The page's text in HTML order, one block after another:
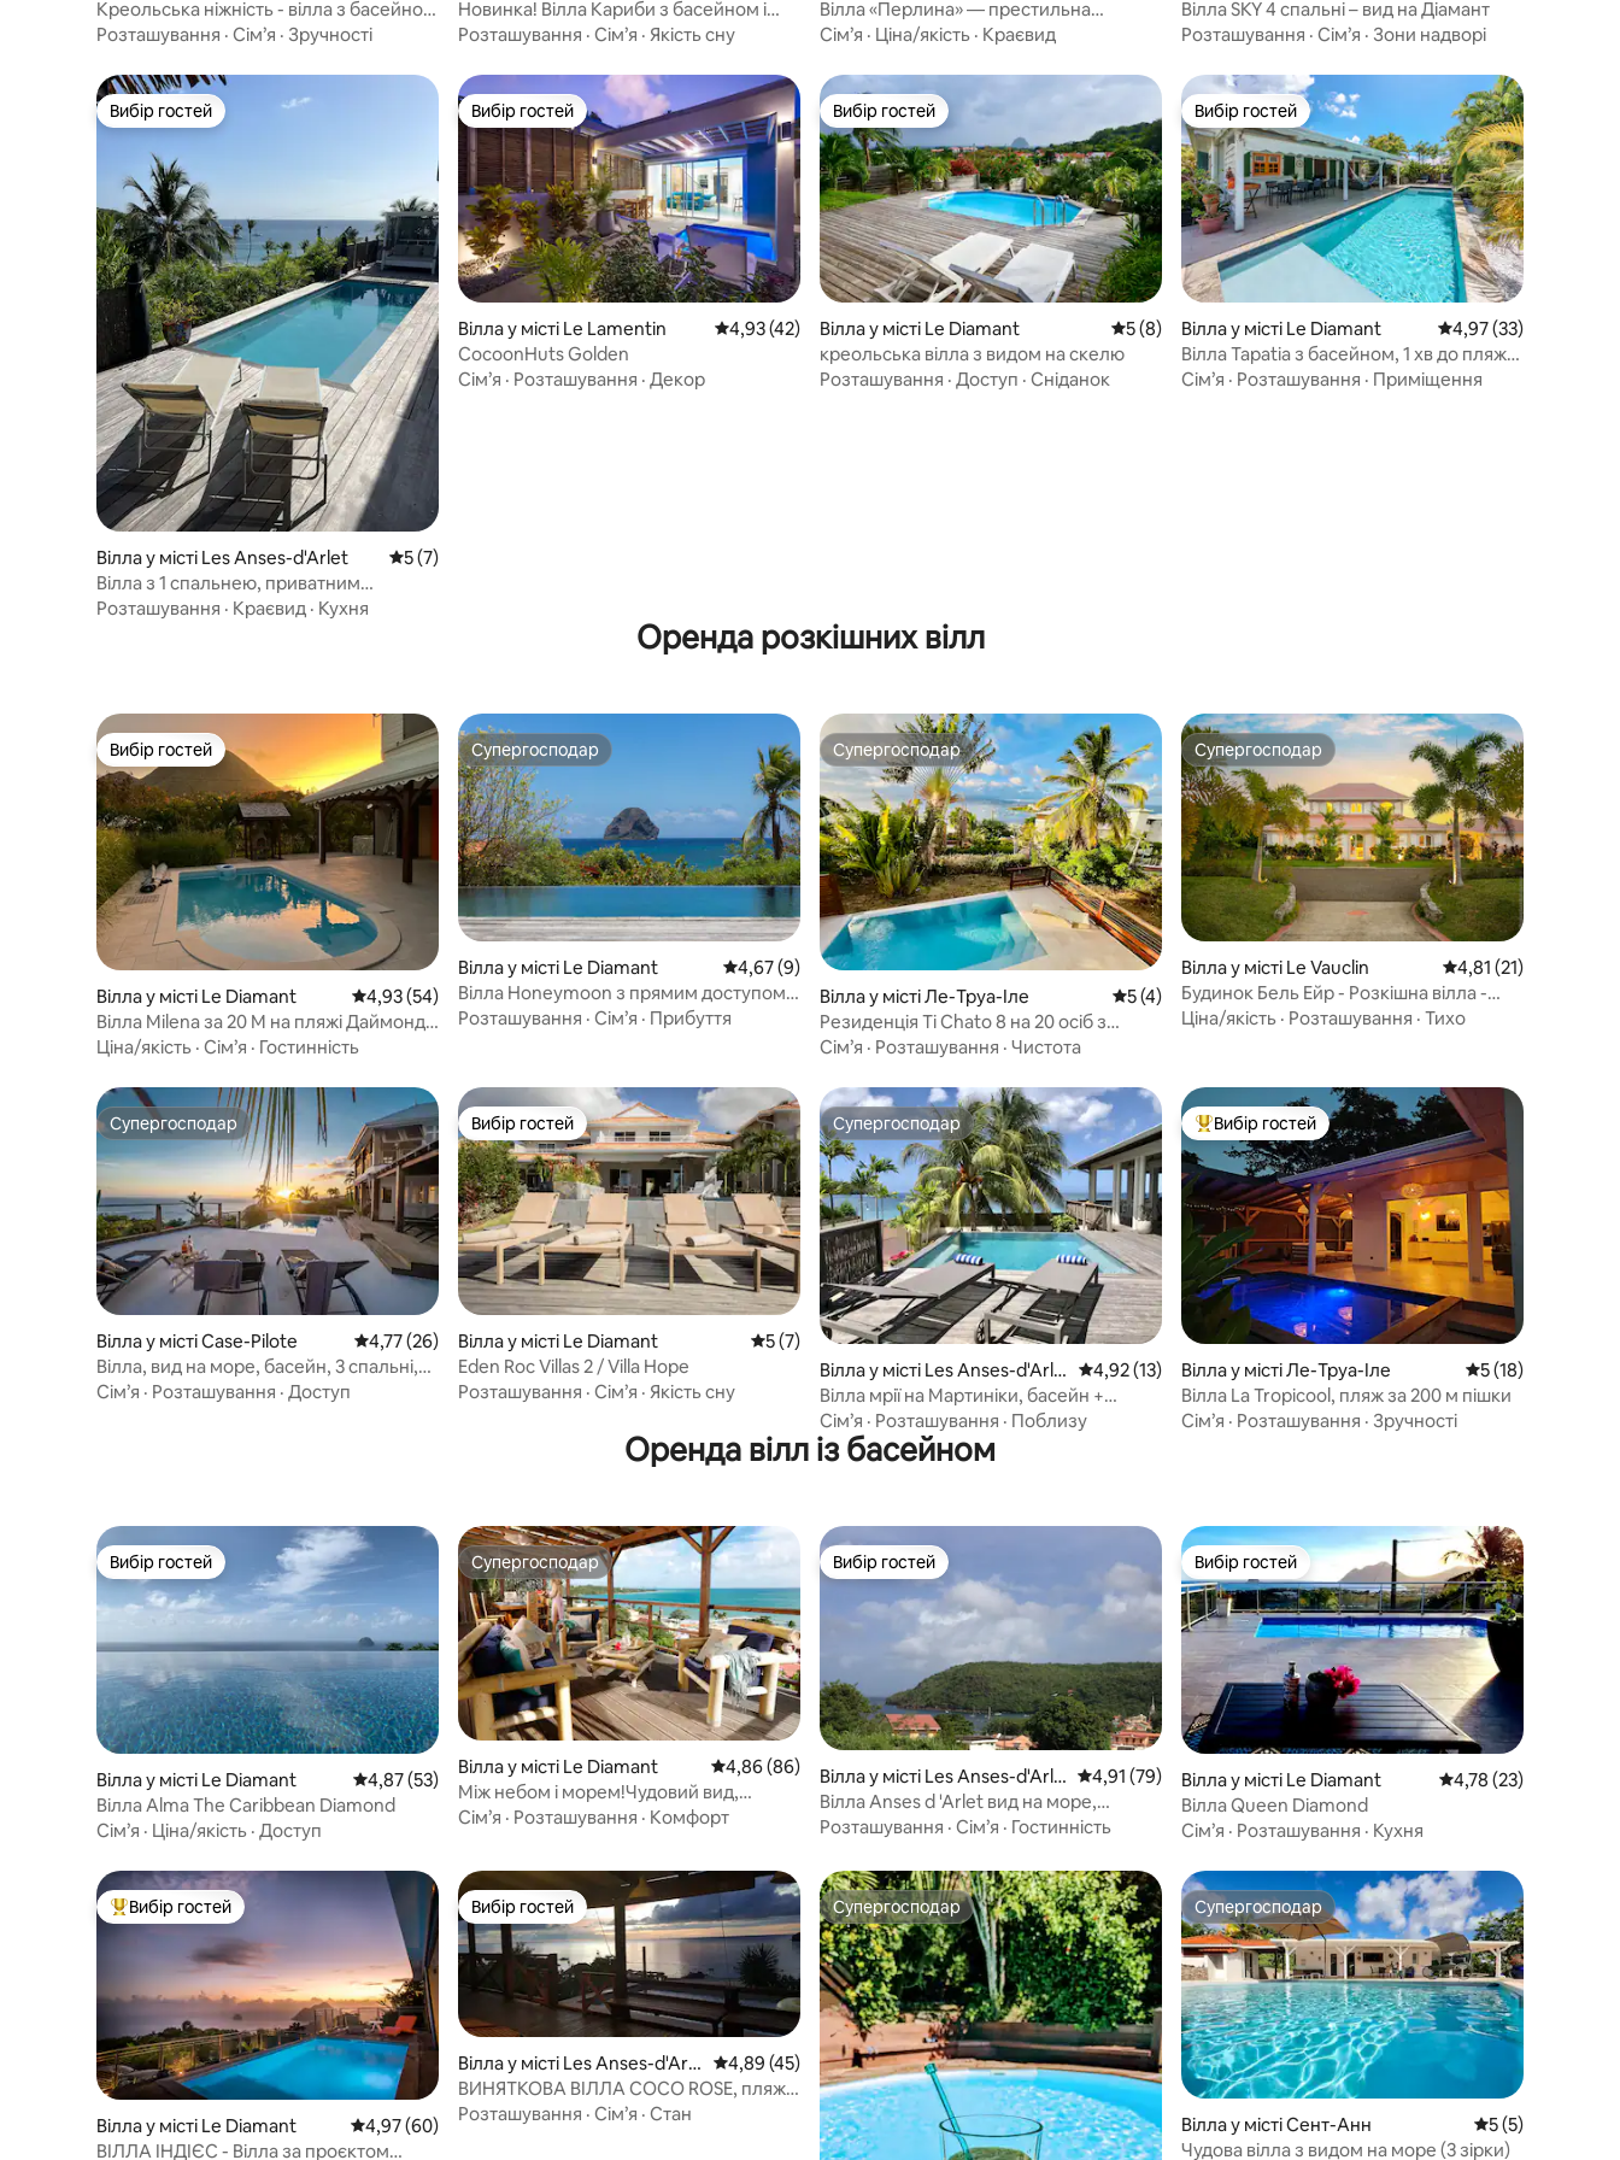
Креольська ніжність - вілла з басейном
- пляж 300 м
Розташування · Сім’я · Зручності
Новинка! Вілла Кариби з басейном і
видом на море
Розташування · Сім’я · Якість сну
Вілла «Перлина» — престильна
зупинка з видом на море
Сім’я · Ціна/якість · Краєвид
Вілла SKY 4 спальні – вид на Діамант
Розташування · Сім’я · Зони надворі
Вибір гостей
Вибір гостей
Вілла у місті Les Anses-d'Arlet Середня оцінка: 5 з 5, відгуки: 7
5 (7)
Вілла з 1 спальнею, приватним
басейном, видом на море, доступ до
Розташування · Краєвид · Кухня
Вибір гостей
Вибір гостей
Вілла у місті Le Lamentin Середня оцінка: 4,93 з 5, відгуки: 42
4,93 (42)
CocoonHuts Golden
Сім’я · Розташування · Декор
Вибір гостей
Вибір гостей
Вілла у місті Le Diamant Середня оцінка: 5 з 5, відгуки: 8
5 (8)
креольська вілла з видом на скелю
Розташування · Доступ · Сніданок
Вибір гостей
Вибір гостей
Вілла у місті Le Diamant Середня оцінка: 4,97
4,97 (33)
Вілла Tapatia з басейном, 1 хв до пляжу,
діамант
Сім’я · Розташування · Приміщення
Оренда розкішних вілл
Вибір гостей
Вибір гостей
Вілла у місті Le Diamant Середня оцінка: 4,93 з 5, відгуки: 54
4,93 (54)
Вілла Milena за 20 М на пляжі Даймонд-
Вейвс
Ціна/якість · Сім’я · Гостинність
Супергосподар
Супергосподар
Вілла у місті Le Diamant Середня оцінка: 4,67 з 5, відгуки: 9
4,67 (9)
Вілла Honeymoon з прямим доступом
до пляжу
Розташування · Сім’я · Прибуття
Супергосподар
Супергосподар
Вілла у місті Ле-Труа-Іле Середня оцінка: 5 з 5, відгуки: 4
5 (4)
Резиденція Ti Chato 8 на 20 осіб з
видом на море, пляж на відстані 50 м
Сім’я · Розташування · Чистота
Супергосподар
Супергосподар
Вілла у місті Le Vauclin Середня оцінка: 4,81
4,81 (21)
Будинок Бель Ейр - Розкішна вілла -
Басейн - Спокій
Ціна/якість · Розташування · Тихо
Супергосподар
Супергосподар
Вілла у місті Case-Pilote Середня оцінка: 4,77 з 5, відгуки: 26
4,77 (26)
Вілла, вид на море, басейн, 3 спальні,
парковка
Сім’я · Розташування · Доступ
Вибір гостей
Вибір гостей
Вілла у місті Le Diamant Середня оцінка: 5 з 5, відгуки: 7
5 (7)
Eden Roc Villas 2 / Villa Hope
Розташування · Сім’я · Якість сну
Супергосподар
Супергосподар
Вілла у місті Les Anses-d'Arle
t
Середня оцінка: 4,92 з 5, відгуки: 13
4,92 (13)
Вілла мрії на Мартиніки, басейн +
доступ до пляжу
Сім’я · Розташування · Поблизу
Топ вибір гостей
Вибір гостей
Вілла у місті Ле-Труа-Іле Середня оцінка: 5
5 (18)
Вілла La Tropicool, пляж за 200 м пішки
Сім’я · Розташування · Зручності
Оренда вілл із басейном
Вибір гостей
Вибір гостей
Вілла у місті Le Diamant Середня оцінка: 4,87 з 5, відгуки: 53
4,87 (53)
Вілла Alma The Caribbean Diamond
Сім’я · Ціна/якість · Доступ
Супергосподар
Супергосподар
Вілла у місті Le Diamant Середня оцінка: 4,86 з 5, відгуки: 86
4,86 (86)
Між небом і морем!Чудовий вид,
басейн, пляж в 100 м
Сім’я · Розташування · Комфорт
Вибір гостей
Вибір гостей
Вілла у місті Les Anses-d'Arle
t
Середня оцінка: 4,91 з 5, відгуки: 79
4,91 (79)
Вілла Anses d 'Arlet вид на море,
басейн, пляжна прогулянка
Розташування · Сім’я · Гостинність
Вибір гостей
Вибір гостей
Вілла у місті Le Diamant Середня оцінка: 4,78
4,78 (23)
Вілла Queen Diamond
Сім’я · Розташування · Кухня
Топ вибір гостей
Вибір гостей
Вілла у місті Le Diamant Середня оцінка: 4,97 з 5, відгуки: 60
4,97 (60)
ВІЛЛА ІНДІЄС - Вілла за проєктом
Вибір гостей
Вибір гостей
Вілла у місті Les Anses-d'Arle
t
Середня оцінка: 4,89 з 5, відгуки: 45
4,89 (45)
ВИНЯТКОВА ВІЛЛА COCO ROSE, пляж
за 50 метрів
Розташування · Сім’я · Стан
Супергосподар
Супергосподар Супергосподар
Супергосподар
Вілла у місті Сент-Анн Середня оцінка:
5 (5)
Чудова вілла з видом на море (3 зірки)